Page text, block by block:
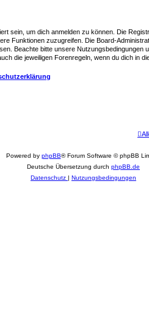
sein, um dich anmelden zu können. Die
Funktionen zuzugreifen. Die Board-
Beachte bitte unsere Nutzungsbedingungen
die jeweiligen Forenregeln, wenn du dich in
Powered by phpBB® Forum Software © phpBB
Deutsche Übersetzung durch phpBB.de
Datenschutz | Nutzungsbedingungen